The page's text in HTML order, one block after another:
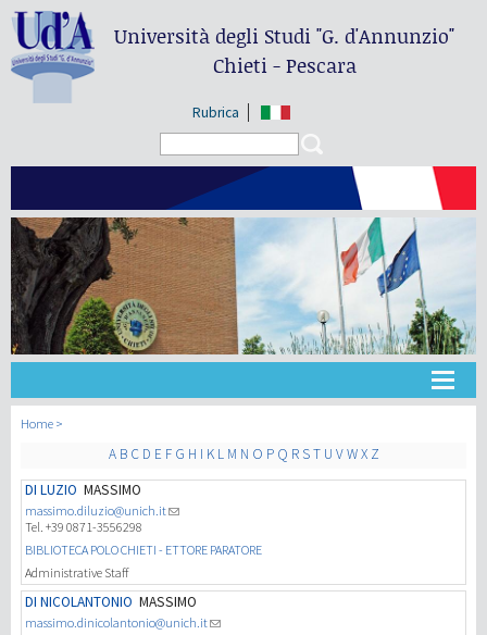
Università degli Studi"G. d'Annunzio"
Chieti - Pescara
Rubrica
Didactique
III Mission
Home
A B C D E F G H I K L M N O P Q R S T U V W X Z
DI LUZIO MASSIMO
massimo.diluzio@unich.it
Tel. +39 0871-3556298
BIBLIOTECA POLO CHIETI - ETTORE PARATORE
Administrative Staff
DI NICOLANTONIO MASSIMO
massimo.dinicolantonio@unich.it